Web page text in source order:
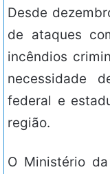
Desde
de ataques
incêndios
necessidade
federal e
região.
O Ministério